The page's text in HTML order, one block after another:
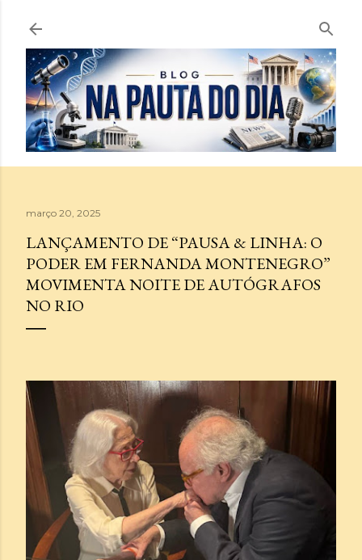
Pular para o conteúdo principal
março 20, 2025
LANÇAMENTO DE “PAUSA & LINHA: O
PODER EM FERNANDA MONTENEGRO”
MOVIMENTA NOITE DE AUTÓGRAFOS
NO RIO